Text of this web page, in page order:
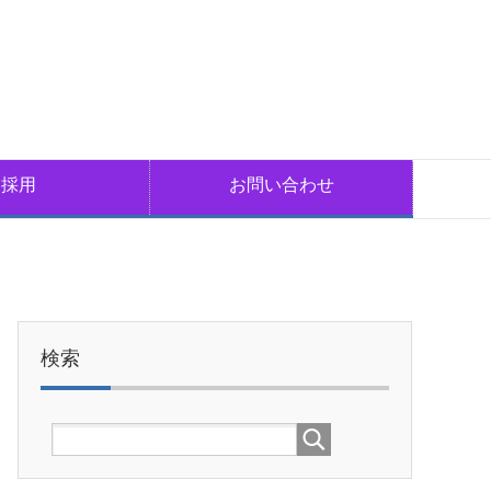
採用 お問い合わせ
検索